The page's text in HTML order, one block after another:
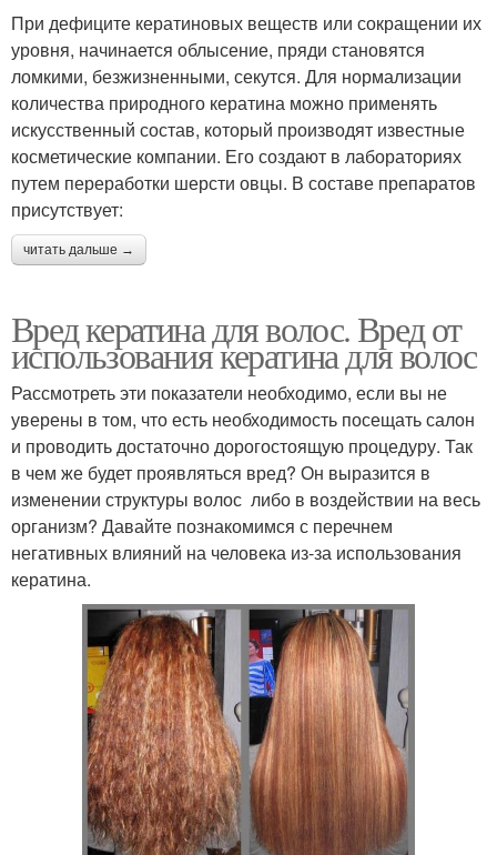
При дефиците кератиновых веществ или сокращении их
уровня, начинается облысение, пряди становятся
ломкими, безжизненными, секутся. Для нормализации
количества природного кератина можно применять
искусственный состав, который производят известные
косметические компании. Его создают в лабораториях
путем переработки шерсти овцы. В составе препаратов
присутствует:
читать дальше →
Вред кератина для волос. Вред от
использования кератина для волос
Рассмотреть эти показатели необходимо, если вы не
уверены в том, что есть необходимость посещать салон
и проводить достаточно дорогостоящую процедуру. Так
в чем же будет проявляться вред? Он выразится в
изменении структуры волос либо в воздействии на весь
организм? Давайте познакомимся с перечнем
негативных влияний на человека из-за использования
кератина.